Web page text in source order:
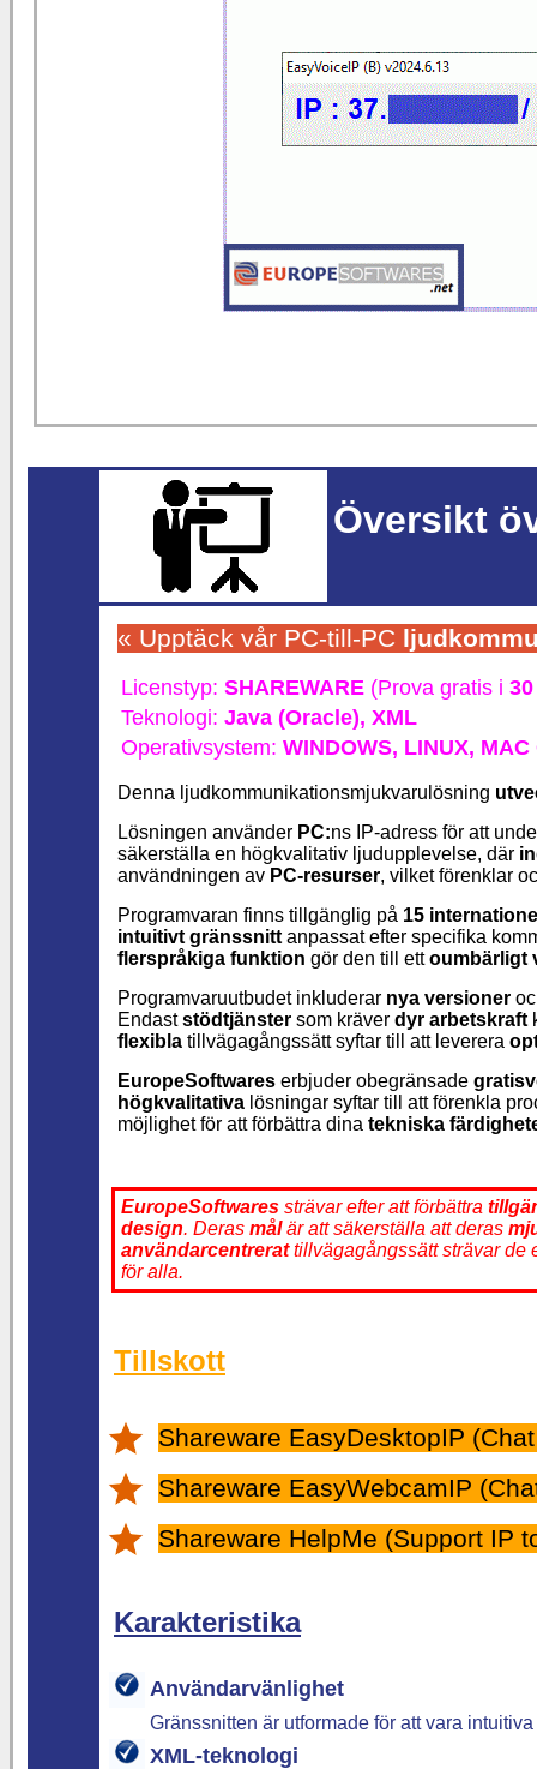
Översikt
« Upptäck vår PC-till-PC
Licenstyp: SHAREWARE (Prova gratis i
Teknologi: Java (Oracle), XML
Operativsystem: WINDOWS, LINUX, MAC
Denna ljudkommunikationsmjukvarulösning
Lösningen använder PC:ns IP-adress för att
säkerställa en högkvalitativ ljudupplevelse, där
användningen av PC-resurser, vilket förenklar
Programvaran finns tillgänglig på 15
intuitivt gränssnitt anpassat efter specifika
flerspråkiga funktion gör den till ettoumbärligt
Programvaruutbudet inkluderar nya versioner
Endaststödtjänster som kräver dyr arbetskraft
flexibla tillvägagångssätt syftar till att leverera
EuropeSoftwares erbjuder obegränsade
högkvalitativa lösningar syftar till att förenkla
möjlighet för att förbättra dina tekniska
EuropeSoftwares strävar efter att förbättra
design. Deras målär att säkerställa att deras
användarcentrerattillvägagångssätt strävar de
för alla.
Tillskott
Shareware EasyDesktopIP
Shareware EasyWebcamIP
Shareware HelpMe (Support IP
Karakteristika
Användarvänlighet
Gränssnitten är utformade för att vara
XML-teknologi